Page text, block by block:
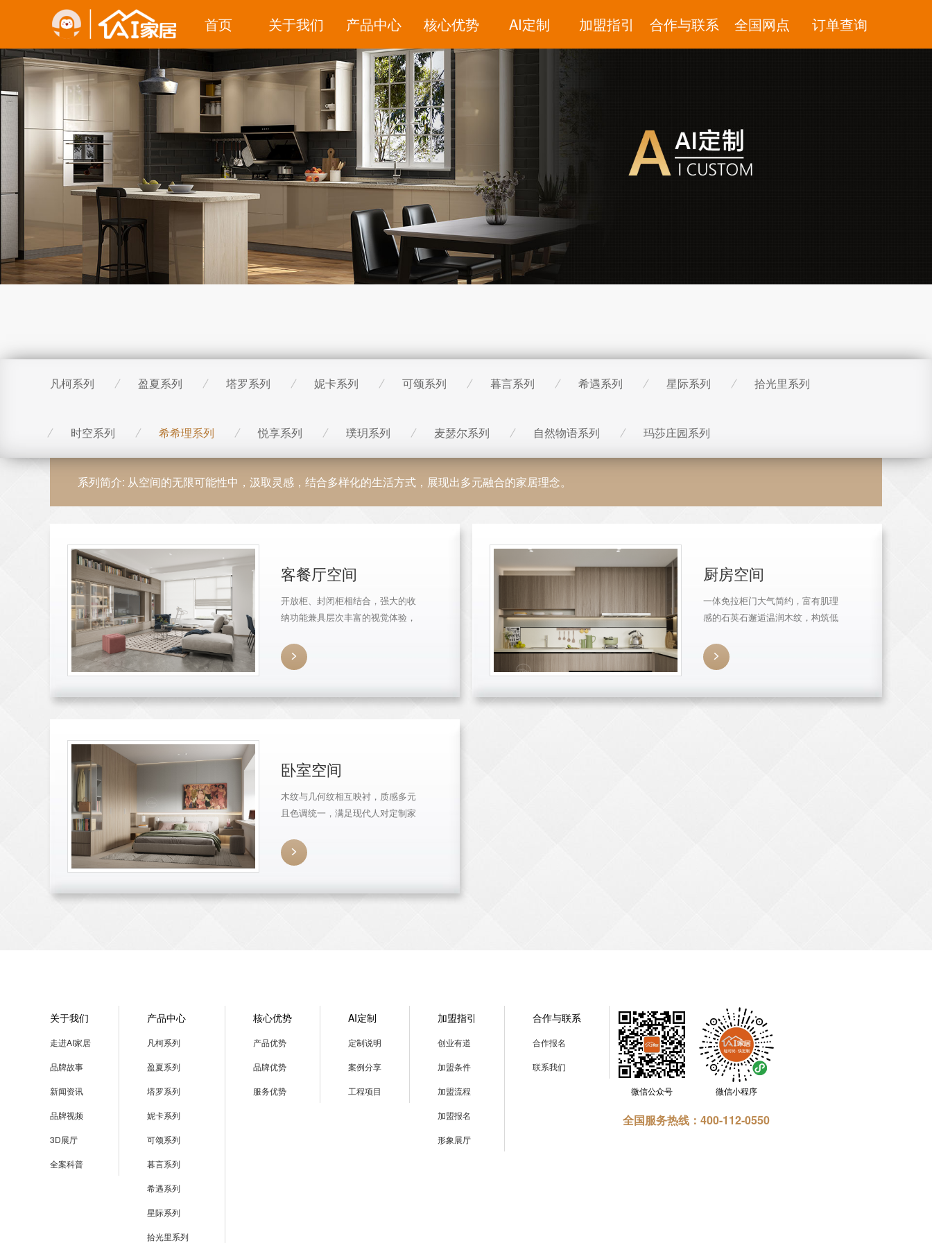
首页 关于我们 产品中心 核心优势 AI定制 加盟指引 合作与联系 全国网点 订单查询
凡柯系列 盈夏系列 塔罗系列 妮卡系列 可颂系列 暮言系列 希遇系列 星际系列 拾光里系列
时空系列 希希理系列 悦享系列 璞玥系列 麦瑟尔系列 自然物语系列 玛莎庄园系列
系列简介: 从空间的无限可能性中，汲取灵感，结合多样化的生活方式，展现出多元融合的家居理念。
客餐厅空间
开放柜、封闭柜相结合，强大的收
纳功能兼具层次丰富的视觉体验，

厨房空间
一体免拉柜门大气简约，富有肌理
感的石英石邂逅温润木纹，构筑低

卧室空间
木纹与几何纹相互映衬，质感多元
且色调统一，满足现代人对定制家

关于我们
走进AI家居
品牌故事
新闻资讯
品牌视频
3D展厅
全案科普
产品中心
凡柯系列
盈夏系列
塔罗系列
妮卡系列
可颂系列
暮言系列
希遇系列
星际系列
拾光里系列
核心优势
产品优势
品牌优势
服务优势
AI定制
定制说明
案例分享
工程项目
加盟指引
创业有道
加盟条件
加盟流程
加盟报名
形象展厅
合作与联系
合作报名
联系我们
微信公众号 微信小程序
全国服务热线：400-112-0550